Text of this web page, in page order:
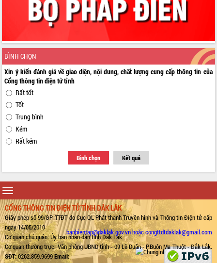
BÌNH CHỌN
Xin ý kiến đánh giá về giao diện, nội dung, chất lượng cung cấp thông tin của
Cổng thông tin điện tử tỉnh
Rất tốt
Tốt
Trung bình
Kém
Rất kém
Bình chọn Kết quả
Toggle
navigation
CỔNG THÔNG TIN ĐIỆN TỬ TỈNH ĐẮK LẮK
Giấy phép số 99/GP-TTĐT do Cục QL Phát thanh Truyền hình và Thông tin Điện tử cấp
ngày 14/05/2010
Cơ quan chủ quản: Ủy ban nhân dân tỉnh Đắk Lắk
Cơ quan thường trực: Văn phòng UBND tỉnh - 09 Lê Duẩn - P.Buôn Ma Thuột - Đắk Lắk.
SĐT:0262.859.9699Email:
banbientap@daklak.gov.vn hoặc congttdtdaklak@gmail.com